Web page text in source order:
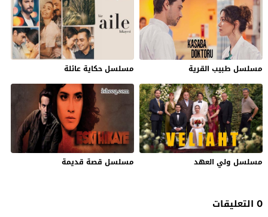
مسلسل طبيب القرية مسلسل حكاية عائلة
مسلسل ولي العهد مسلسل قصة قديمة
0 التعليقات